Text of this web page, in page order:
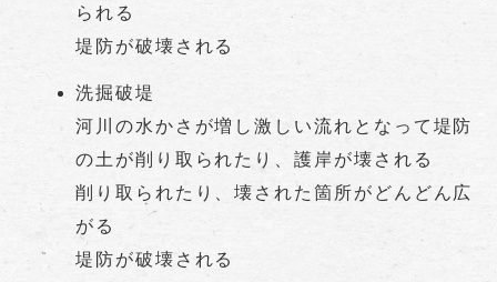
られる
堤防が破壊される
洗掘破堤
河川の水かさが増し激しい流れとなって堤防
の土が削り取られたり、護岸が壊される
削り取られたり、壊された箇所がどんどん広
がる
堤防が破壊される